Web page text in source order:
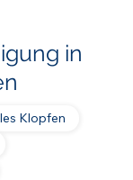
Klopfen
in